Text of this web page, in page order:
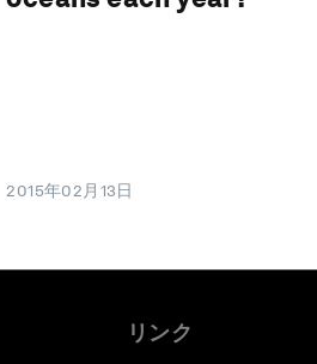
2015年02月13日
リンク